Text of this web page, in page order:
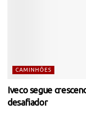
CAMINHÕES
Iveco segue
desafiador